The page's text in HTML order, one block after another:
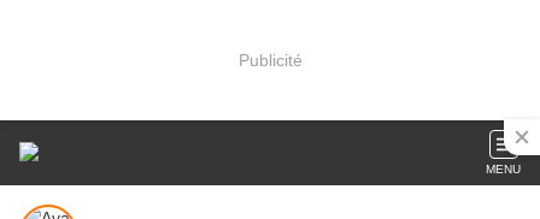
Publicité
MENU